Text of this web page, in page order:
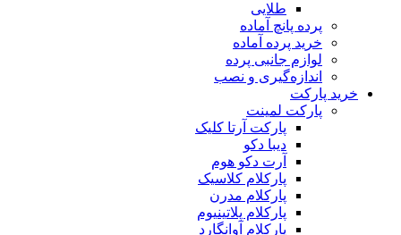
طلایی
پرده پانچ آماده
خرید پرده آماده
لوازم جانبی پرده
اندازه‌گیری و نصب
خرید پارکت
پارکت لمینت
پارکت آرتا کلیک
دیبا دکو
آرت دکو هوم
پارکلام کلاسیک
پارکلام مدرن
پارکلام پلاتینیوم
پارکلام آوانگارد